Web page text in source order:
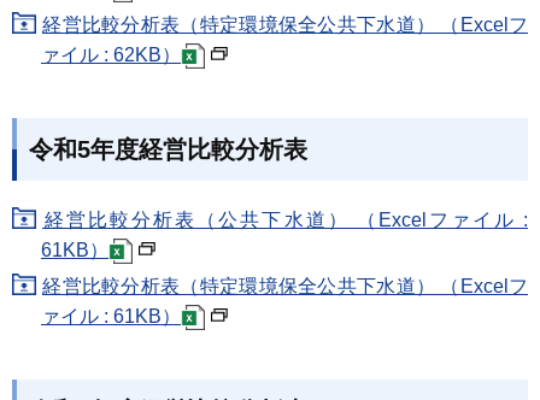
経営比較分析表（特定環境保全公共下水道） （Excelフ
ァイル : 62KB）
令和5年度経営比較分析表
経営比較分析表（公共下水道） （Excelファイル :
61KB）
経営比較分析表（特定環境保全公共下水道） （Excelフ
ァイル : 61KB）